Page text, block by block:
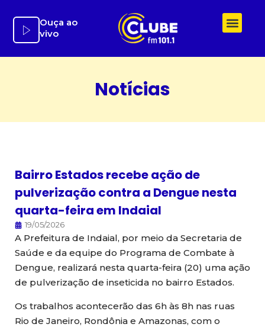
para
Ouça ao
vivo
Notícias
Bairro Estados recebe ação de
pulverização contra a Dengue nesta
quarta-feira em Indaial
19/05/2026
A Prefeitura de Indaial, por meio da Secretaria de
Saúde e da equipe do Programa de Combate à
Dengue, realizará nesta quarta-feira (20) uma ação
de pulverização de inseticida no bairro Estados.
Os trabalhos acontecerão das 6h às 8h nas ruas
Rio de Janeiro, Rondônia e Amazonas, com o